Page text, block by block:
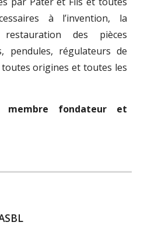
à l’invention, la
des pièces
pendules, régulateurs de
origines et toutes les
membre fondateur et